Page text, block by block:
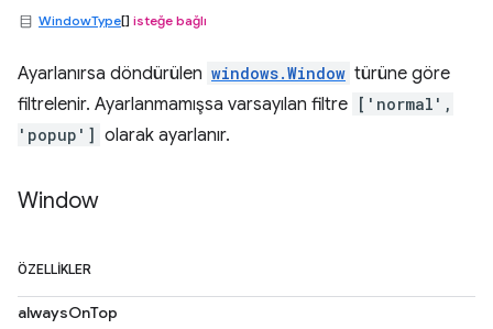
WindowType[] isteğe bağlı
Ayarlanırsa döndürülen windows.Window türüne göre
filtrelenir. Ayarlanmamışsa varsayılan filtre ['normal',
'popup'] olarak ayarlanır.
Window
ÖZELLIKLER
alwaysOnTop